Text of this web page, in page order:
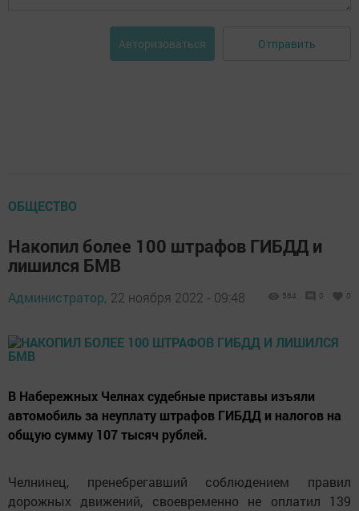
Авторизоваться Отправить
ОБЩЕСТВО
Накопил более 100 штрафов ГИБДД и
лишился БМВ
Администратор, 22 ноября 2022 - 09:48 564 0 0
В Набережных Челнах судебные приставы изъяли
автомобиль за неуплату штрафов ГИБДД и налогов на
общую сумму 107 тысяч рублей.
Челнинец, пренебрегавший соблюдением правил
дорожных движений, своевременно не оплатил 139